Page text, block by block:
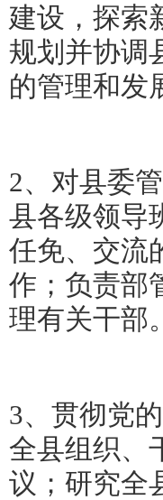
建设，探索
规划并协调
的管理和发
2、对县委
县各级领导
任免、交流
作；负责部
理有关干部
3、贯彻党
全县组织、
议；研究全